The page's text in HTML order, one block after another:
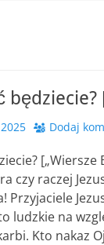
Dodaj
[„Wiersze
czy raczej
Przyjaciele
ludzkie na
Kto nakaz